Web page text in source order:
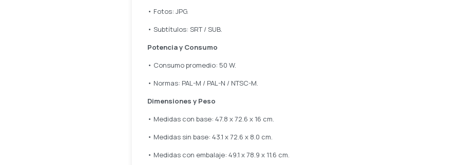
• Fotos: JPG.
• Subtítulos: SRT / SUB.
Potencia y Consumo
• Consumo promedio: 50 W.
• Normas: PAL-M / PAL-N / NTSC-M.
Dimensiones y Peso
• Medidas con base: 47.8 x 72.6 x 16 cm.
• Medidas sin base: 43.1 x 72.6 x 8.0 cm.
• Medidas con embalaje: 49.1 x 78.9 x 11.6 cm.